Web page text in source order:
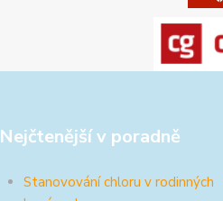
Nejčtenější v poradně
Stanovování chloru v rodinných